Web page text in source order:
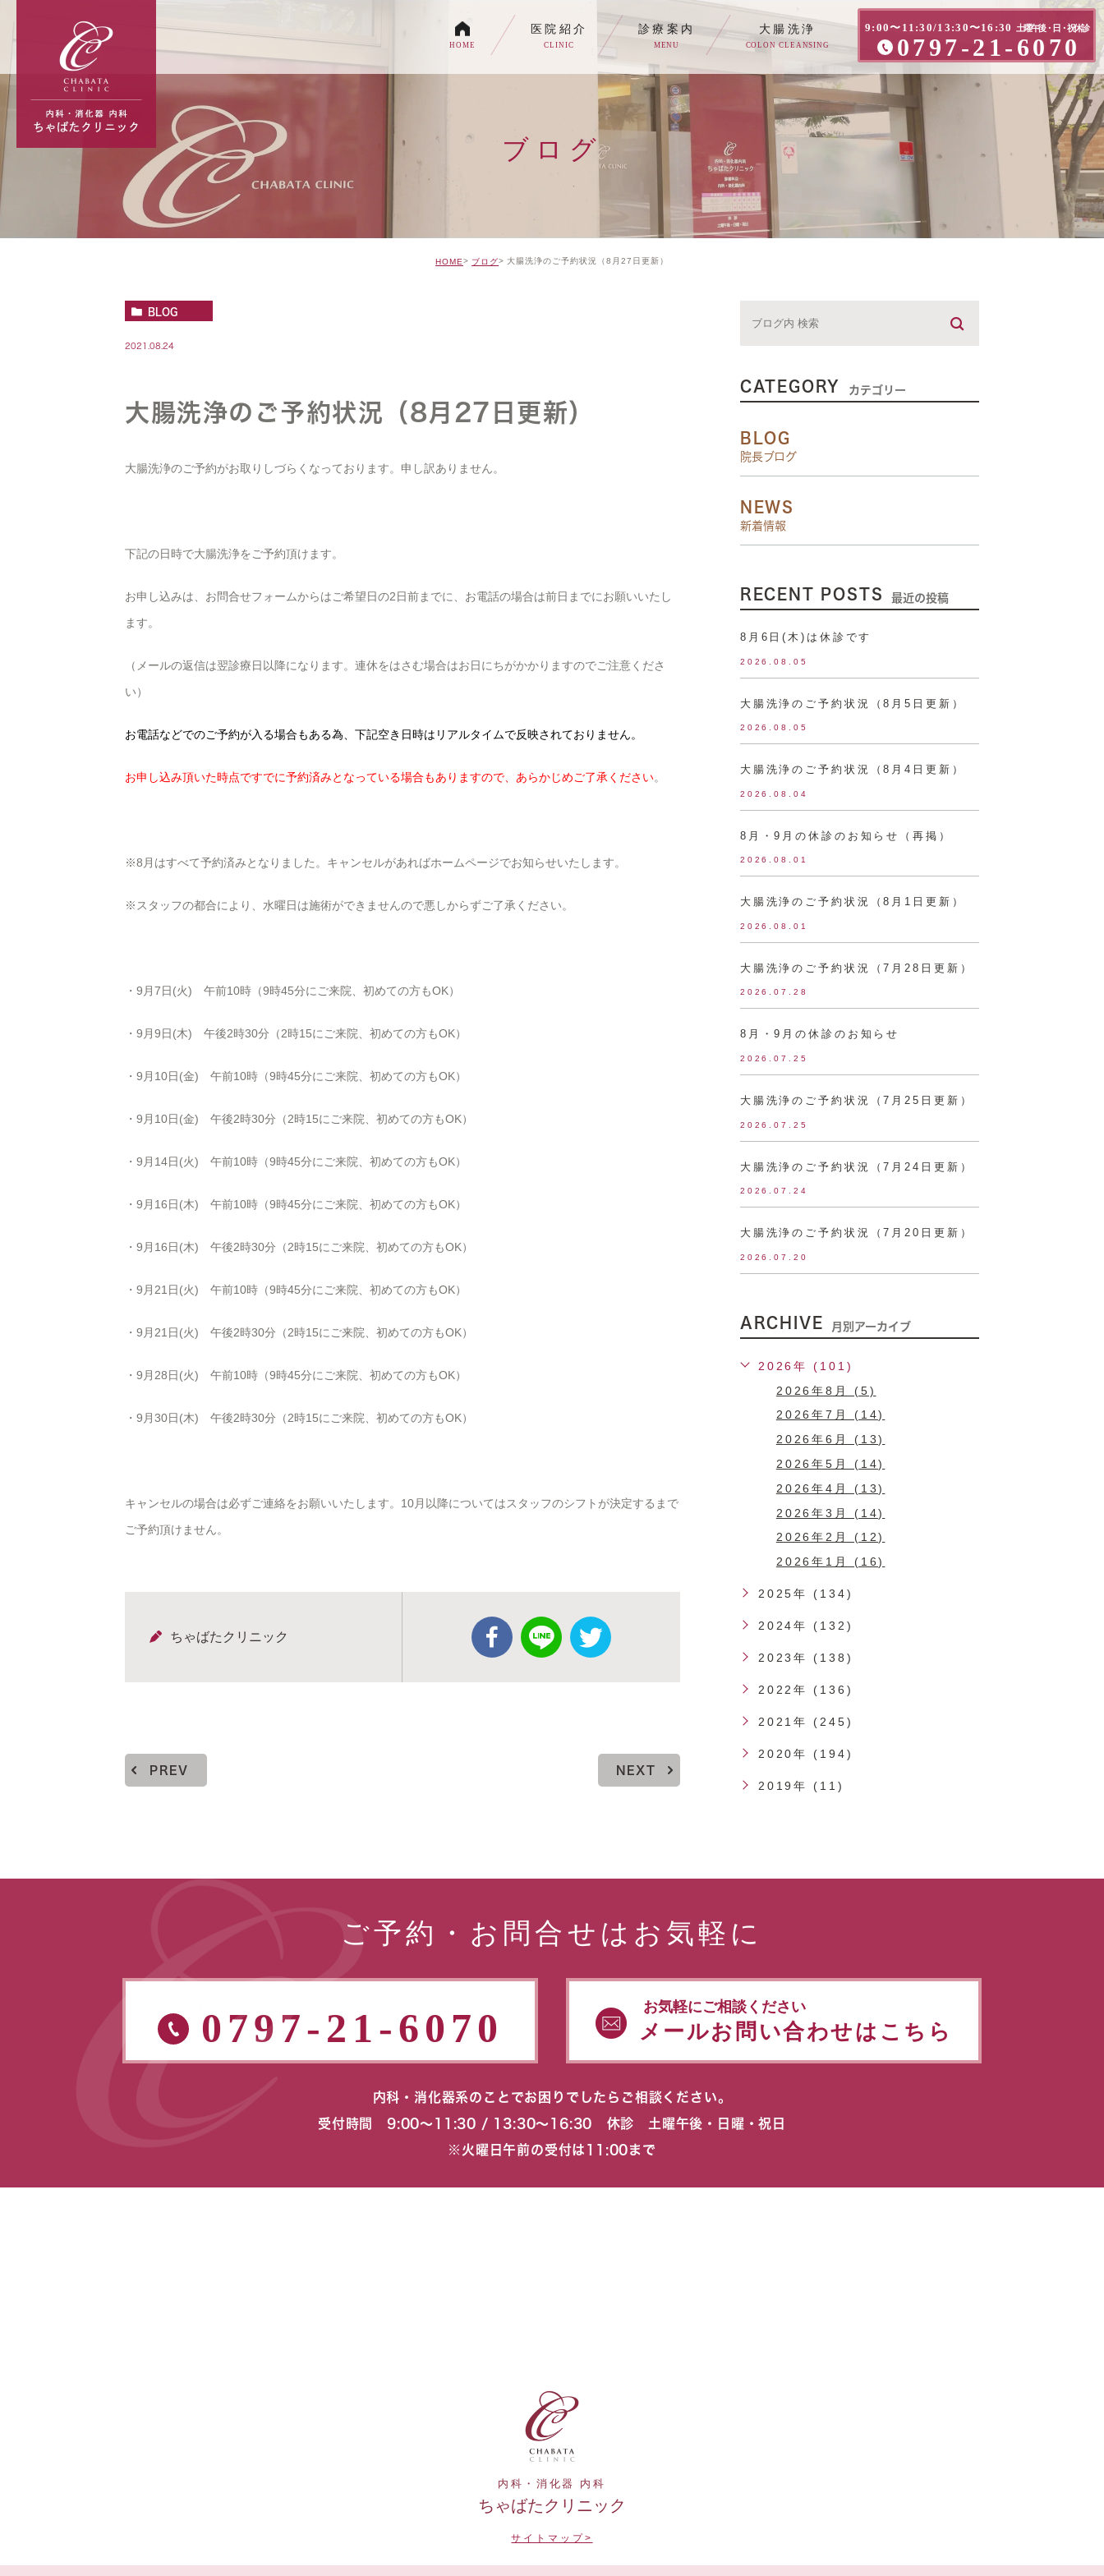
9:00〜11:30/13:30〜16:30 土曜午後・日・祝休診
0797-21-6070
HOME
医院紹介
CLINIC
診療案内
MENU
各種内視鏡検査について
生活習慣病
消化器内科・内科
トイレの症状でお悩みの方へ
大腸洗浄
COLON CLEANSING
ブログ
HOME ブログ 大腸洗浄のご予約状況（8月27日更新）
BLOG
2021.08.24
大腸洗浄のご予約状況（8月27日更新）
大腸洗浄のご予約がお取りしづらくなっております。申し訳ありません。
下記の日時で大腸洗浄をご予約頂けます。
お申し込みは、お問合せフォームからはご希望日の2日前までに、お電話の場合は前日までにお願いいたし
ます。
（メールの返信は翌診療日以降になります。連休をはさむ場合はお日にちがかかりますのでご注意くださ
い）
お電話などでのご予約が入る場合もある為、下記空き日時はリアルタイムで反映されておりません。
お申し込み頂いた時点ですでに予約済みとなっている場合もありますので、あらかじめご了承ください。
※8月はすべて予約済みとなりました。キャンセルがあればホームページでお知らせいたします。
※スタッフの都合により、水曜日は施術ができませんので悪しからずご了承ください。
・9月7日(火) 午前10時（9時45分にご来院、初めての方もOK）
・9月9日(木) 午後2時30分（2時15にご来院、初めての方もOK）
・9月10日(金) 午前10時（9時45分にご来院、初めての方もOK）
・9月10日(金) 午後2時30分（2時15にご来院、初めての方もOK）
・9月14日(火) 午前10時（9時45分にご来院、初めての方もOK）
・9月16日(木) 午前10時（9時45分にご来院、初めての方もOK）
・9月16日(木) 午後2時30分（2時15にご来院、初めての方もOK）
・9月21日(火) 午前10時（9時45分にご来院、初めての方もOK）
・9月21日(火) 午後2時30分（2時15にご来院、初めての方もOK）
・9月28日(火) 午前10時（9時45分にご来院、初めての方もOK）
・9月30日(木) 午後2時30分（2時15にご来院、初めての方もOK）
キャンセルの場合は必ずご連絡をお願いいたします。10月以降についてはスタッフのシフトが決定するまで
ご予約頂けません。
ちゃばたクリニック
PREV NEXT
CATEGORY カテゴリー
BLOG
院長ブログ
NEWS
新着情報
RECENT POSTS 最近の投稿
8月6日(木)は休診です
2026.08.05
大腸洗浄のご予約状況（8月5日更新）
2026.08.05
大腸洗浄のご予約状況（8月4日更新）
2026.08.04
8月・9月の休診のお知らせ（再掲）
2026.08.01
大腸洗浄のご予約状況（8月1日更新）
2026.08.01
大腸洗浄のご予約状況（7月28日更新）
2026.07.28
8月・9月の休診のお知らせ
2026.07.25
大腸洗浄のご予約状況（7月25日更新）
2026.07.25
大腸洗浄のご予約状況（7月24日更新）
2026.07.24
大腸洗浄のご予約状況（7月20日更新）
2026.07.20
ARCHIVE 月別アーカイブ
2026年 (101)
2026年8月 (5)
2026年7月 (14)
2026年6月 (13)
2026年5月 (14)
2026年4月 (13)
2026年3月 (14)
2026年2月 (12)
2026年1月 (16)
2025年 (134)
2024年 (132)
2023年 (138)
2022年 (136)
2021年 (245)
2020年 (194)
2019年 (11)
ご予約・お問合せはお気軽に
0797-21-6070 お気軽にご相談ください
メールお問い合わせはこちら
内科・消化器系のことでお困りでしたらご相談ください。
受付時間 9:00〜11:30 / 13:30〜16:30 休診 土曜午後・日曜・祝日
※火曜日午前の受付は11:00まで
内科・消化器 内科
ちゃばたクリニック
サイトマップ>